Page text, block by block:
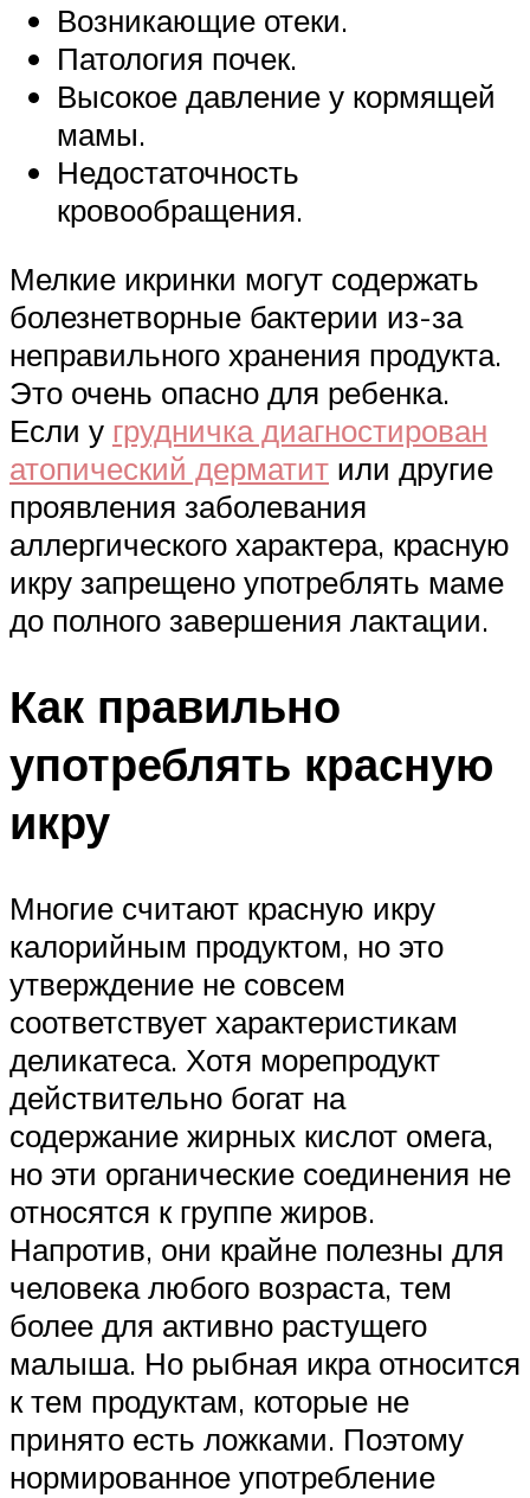
Возникающие отеки.
Патология почек.
Высокое давление у кормящей
мамы.
Недостаточность
кровообращения.
Мелкие икринки могут содержать
болезнетворные бактерии из-за
неправильного хранения продукта.
Это очень опасно для ребенка.
Если у грудничка диагностирован
атопический дерматит или другие
проявления заболевания
аллергического характера, красную
икру запрещено употреблять маме
до полного завершения лактации.
Как правильно
употреблять красную
икру
Многие считают красную икру
калорийным продуктом, но это
утверждение не совсем
соответствует характеристикам
деликатеса. Хотя морепродукт
действительно богат на
содержание жирных кислот омега,
но эти органические соединения не
относятся к группе жиров.
Напротив, они крайне полезны для
человека любого возраста, тем
более для активно растущего
малыша. Но рыбная икра относится
к тем продуктам, которые не
принято есть ложками. Поэтому
нормированное употребление